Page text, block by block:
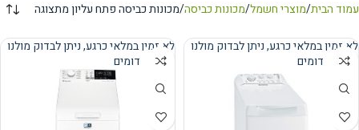
עמוד הבית מוצרי חשמל מכונות כביסה מכונות כביסה פתח עליון מתצוגה
נמכר
לא זמין במלאי כרגע, ניתן לבדוק מולנו
מוצרים דומים
נמכר
לא זמין במלאי כרגע, ניתן לבדוק מולנו
מוצרים דומים